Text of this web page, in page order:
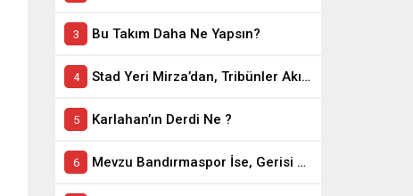
Bu Takım Daha Ne Yapsın?
Stad Yeri Mirza’dan, Tribünler Akın’dan: Geriye Bakanlık Kaldı.
Karlahan’ın Derdi Ne ?
Mevzu Bandırmaspor İse, Gerisi Teferruattır